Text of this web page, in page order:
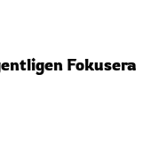
Fokusera